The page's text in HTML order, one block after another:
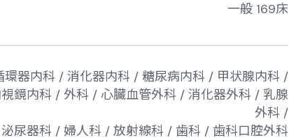
一般 169床
器内科 / 消化器内科 / 糖尿病内科 / 甲状腺内科 /
鏡内科 / 外科 / 心臓血管外科 / 消化器外科 / 乳腺
外科 /
尿器科 / 婦人科 / 放射線科 / 歯科 / 歯科口腔外科